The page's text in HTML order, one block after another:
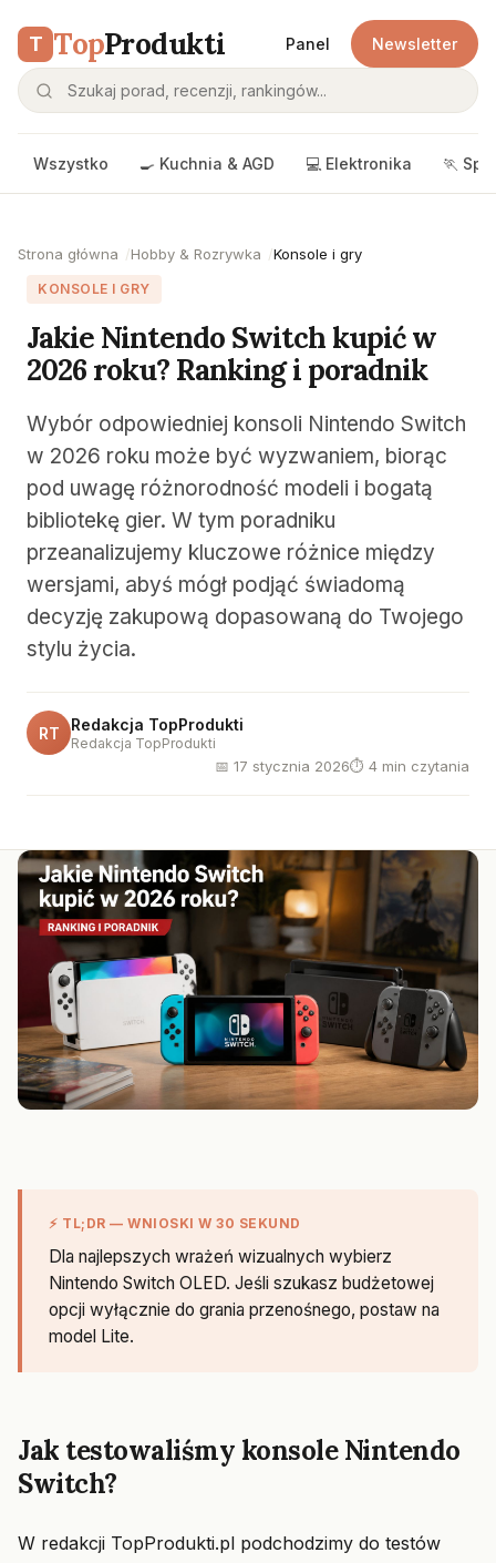
T TopProdukti Panel Newsletter
Wszystko 🍳 Kuchnia & AGD 💻 Elektronika 🏃
Strona główna Hobby & Rozrywka Konsole i gry
KONSOLE I GRY
Jakie Nintendo Switch kupić w
2026 roku? Ranking i poradnik
Wybór odpowiedniej konsoli Nintendo Switch
w 2026 roku może być wyzwaniem, biorąc
pod uwagę różnorodność modeli i bogatą
bibliotekę gier. W tym poradniku
przeanalizujemy kluczowe różnice między
wersjami, abyś mógł podjąć świadomą
decyzję zakupową dopasowaną do Twojego
stylu życia.
RT Redakcja TopProdukti
Redakcja TopProdukti
📅 17 stycznia 2026⏱ 4 min czytania
⚡ TL;DR — WNIOSKI W 30 SEKUND
Dla najlepszych wrażeń wizualnych wybierz
Nintendo Switch OLED. Jeśli szukasz budżetowej
opcji wyłącznie do grania przenośnego, postaw na
model Lite.
Jak testowaliśmy konsole Nintendo
Switch?
W redakcji TopProdukti.pl podchodzimy do testów